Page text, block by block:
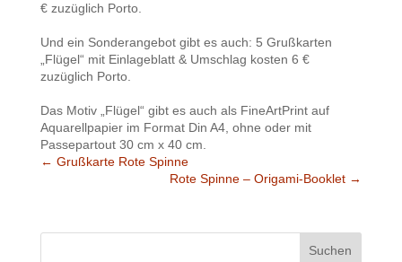
€ zuzüglich Porto.
Und ein Sonderangebot gibt es auch: 5 Grußkarten
„Flügel“ mit Einlageblatt & Umschlag kosten 6 €
zuzüglich Porto.
Das Motiv „Flügel“ gibt es auch als FineArtPrint auf
Aquarellpapier im Format Din A4, ohne oder mit
Passepartout 30 cm x 40 cm.
← Grußkarte Rote Spinne
Rote Spinne – Origami-Booklet →